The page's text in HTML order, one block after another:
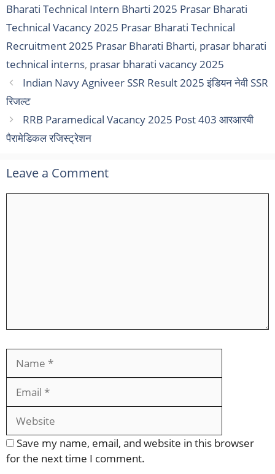
Bharati Technical Intern Bharti 2025 Prasar Bharati
Technical Vacancy 2025 Prasar Bharati Technical
Recruitment 2025 Prasar Bharati Bharti, prasar bharati
technical interns, prasar bharati vacancy 2025
Indian Navy Agniveer SSR Result 2025 इंडियन नेवी SSR
रिजल्ट
RRB Paramedical Vacancy 2025 Post 403 आरआरबी
पैरामेडिकल रजिस्ट्रेशन
Leave a Comment
Save my name, email, and website in this browser
for the next time I comment.